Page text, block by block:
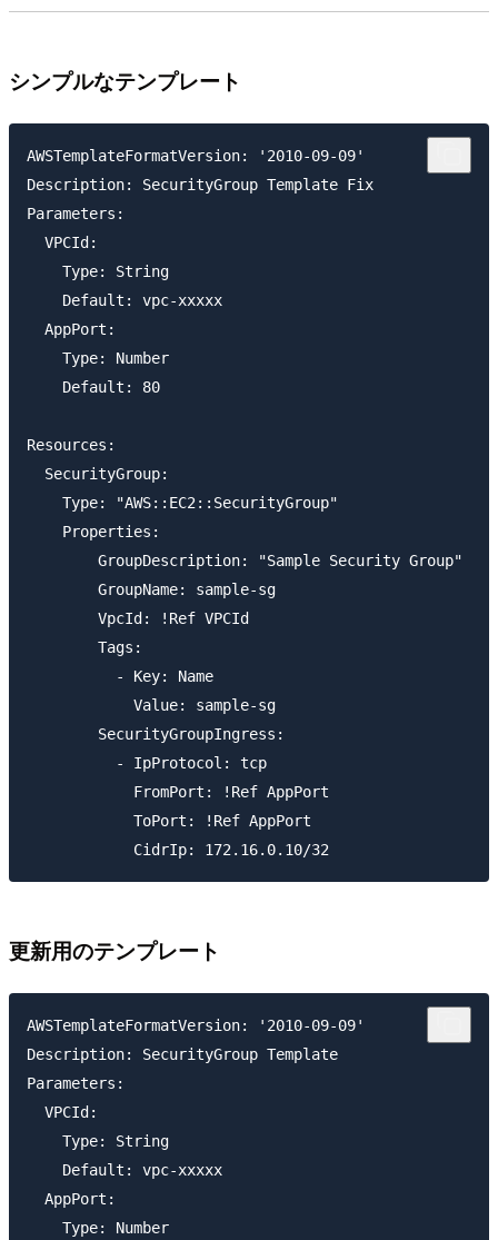
シンプルなテンプレート
AWSTemplateFormatVersion: '2010-09-09'
Description: SecurityGroup Template Fix
Parameters:
  VPCId:
    Type: String
    Default: vpc-xxxxx
  AppPort:
    Type: Number
    Default: 80
Resources:
  SecurityGroup:
    Type: "AWS::EC2::SecurityGroup"
    Properties:
        GroupDescription: "Sample Security Group"
        GroupName: sample-sg
        VpcId: !Ref VPCId
        Tags:
          - Key: Name
            Value: sample-sg
        SecurityGroupIngress:
          - IpProtocol: tcp
            FromPort: !Ref AppPort
            ToPort: !Ref AppPort
更新用のテンプレート
AWSTemplateFormatVersion: '2010-09-09'
Description: SecurityGroup Template
Parameters:
  VPCId:
    Type: String
    Default: vpc-xxxxx
  AppPort:
    Type: Number